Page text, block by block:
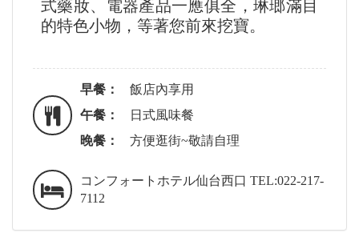
式藥妝、電器產品一應俱全，琳瑯滿目
的特色小物，等著您前來挖寶。
早餐：
飯店內享用
午餐：
日式風味餐
晚餐：
方便逛街~敬請自理
コンフォートホテル仙台西口 TEL:022-217-
7112